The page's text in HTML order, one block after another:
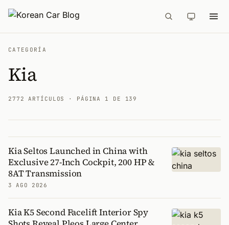
CATEGORÍA
Kia
2772 ARTÍCULOS · PÁGINA 1 DE 139
Artículos
Kia Seltos Launched in China with
Exclusive 27-Inch Cockpit, 200 HP &
8AT Transmission
3 AGO 2026
Kia K5 Second Facelift Interior Spy